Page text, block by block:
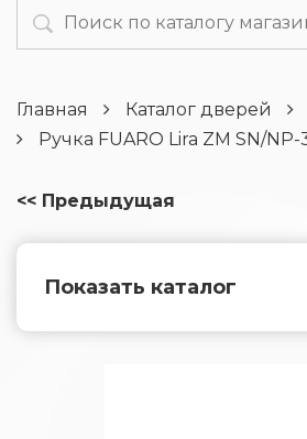
Главная Каталог дверей
Ручка FUARO Lira ZM SN/NP-
<< Предыдущая
Показать каталог